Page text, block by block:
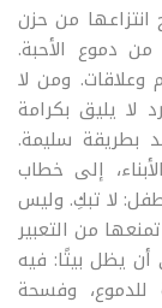
من حزن
من دموع الأحبة.
ومن لا
لا يليق بكرامة
بطريقة سليمة.
إلى خطاب
لا تبكِ. وليس
من التعبير
أن يظل بيتًا: فيه
وفسحة